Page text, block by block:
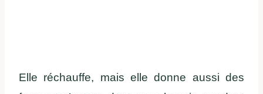
Elle réchauffe, mais elle donne aussi des